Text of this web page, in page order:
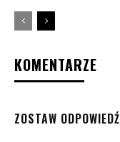
KOMENTARZE
ZOSTAW ODPOWIEDŹ